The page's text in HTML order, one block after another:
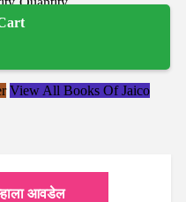
View All Books Of Jaico
आवडेल